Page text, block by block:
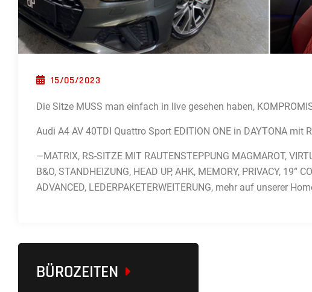
POSTED ON
15/05/2023
Die Sitze MUSS man einfach in live gesehen haben,
Audi A4 AV 40TDI Quattro Sport EDITION ONE in DAYTONA mit
—MATRIX, RS-SITZE MIT RAUTENSTEPPUNG MAGMAROT,
B&O, STANDHEIZUNG, HEAD UP, AHK, MEMORY, PRIVACY, 19“
ADVANCED, LEDERPAKETERWEITERUNG, mehr auf unserer
BÜROZEITEN